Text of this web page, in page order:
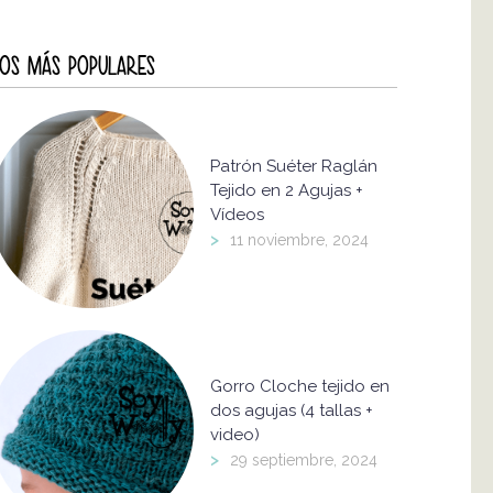
MÁS POPULARES
Patrón Suéter Raglán
Tejido en 2 Agujas +
Vídeos
> 11 noviembre, 2024
Gorro Cloche tejido en
dos agujas (4 tallas +
video)
> 29 septiembre, 2024